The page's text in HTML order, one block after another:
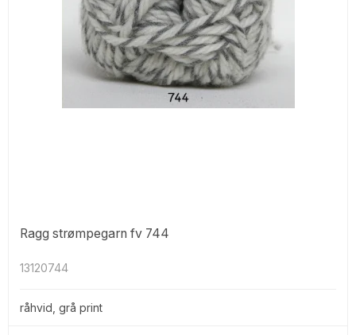
Ragg strømpegarn fv 744
13120744
råhvid, grå print